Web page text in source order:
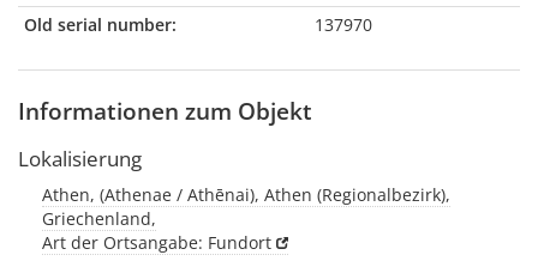
Old serial number:
137970
Informationen zum Objekt
Lokalisierung
Athen, (Athenae / Athēnai), Athen (Regionalbezirk),
Griechenland,
Art der Ortsangabe: Fundort